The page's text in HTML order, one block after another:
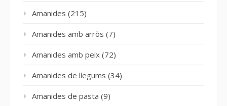
Amanides (215)
Amanides amb arròs (7)
Amanides amb peix (72)
Amanides de llegums (34)
Amanides de pasta (9)